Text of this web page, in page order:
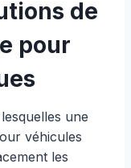
de
pour
une
véhicules
les